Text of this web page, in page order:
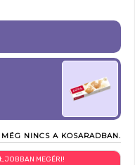
NINCS A KOSARADBAN.
JOBBAN MEGÉRI!